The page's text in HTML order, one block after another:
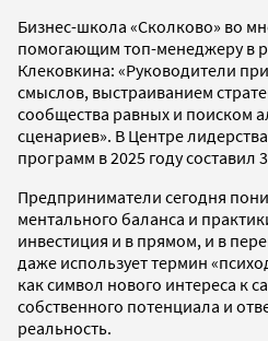
Бизнес-школа «Сколково» во
помогающим топ-менеджеру в
Клековкина: «Руководители
смыслов, выстраиванием
сообщества равных и поиском
сценариев». В Центре
программ в 2025 году составил
Предприниматели сегодня
ментального баланса и
инвестиция и в прямом, и в
даже использует термин
как символ нового интереса к
собственного потенциала и
реальность.